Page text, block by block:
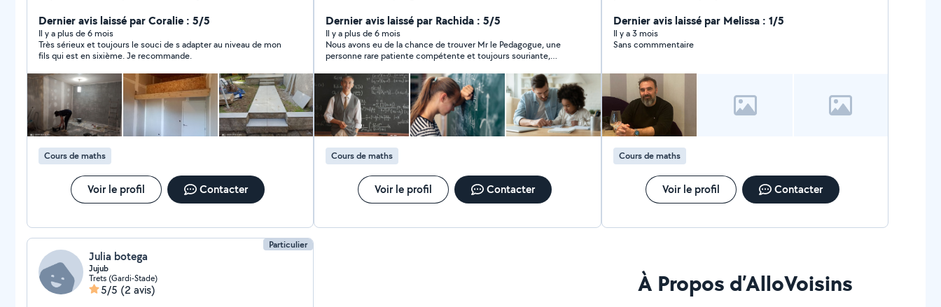
(La seyne, Hyères etc). Je suis également disponible
pour des travaux de manutention, ou des aides aux
déménagements. Enfin, je donne des cours particuliers
aux élèves de collège-lycée, plus spécialement dans
mon domaine de prédilection: les sciences ( physique,
chimie, mathématiques) . Au plaisir de vous rencontrer
Dernier avis laissé par Coralie : 5/5
Il y a plus de 6 mois
Très sérieux et toujours le souci de s adapter au niveau de mon
fils qui est en sixième. Je recommande.
Cours de maths
Voir le profil Contacter
Dernier avis laissé par Rachida : 5/5
Il y a plus de 6 mois
Nous avons eu de la chance de trouver Mr le Pedagogue, une
personne rare patiente compétente et toujours souriante,
fortement en toute confiance.
Cours de maths
Voir le profil Contacter
distanciel N'hésitez pas à me contacter je vous
répondrai rapidement
Dernier avis laissé par Melissa : 1/5
Il y a 3 mois
Sans commmentaire
Cours de maths
Voir le profil Contacter
Particulier
Julia botega
Jujub
Trets (Gardi-Stade)
5/5 (2 avis) À Propos d’AlloVoisins